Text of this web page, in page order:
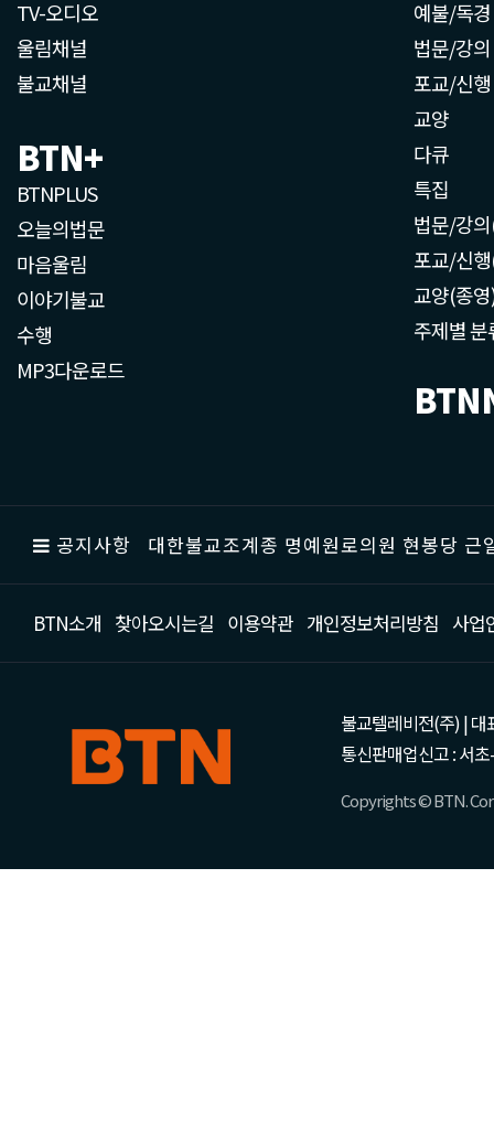
TV-오디오
울림채널
불교채널
BTN+
BTNPLUS
오늘의법문
마음울림
이야기불교
수행
MP3다운로드
예불/독경
법문/강의
포교/신행
교양
다큐
특집
법문/강
포교/신
교양(종
주제별 분
공지사항 대한불교조계종 명예원로의원 현봉당
BTN소개 찾아오시는길 이용약관 개인정보처리방침 사업
불교텔레비전(주) | 대
통신판매업신고 : 서
Copyrights © BTN.